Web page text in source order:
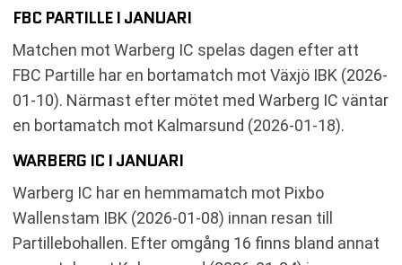
FBC PARTILLE I JANUARI
Matchen mot Warberg IC spelas dagen efter att
FBC Partille har en bortamatch mot Växjö IBK (2026-
01-10). Närmast efter mötet med Warberg IC väntar
en bortamatch mot Kalmarsund (2026-01-18).
WARBERG IC I JANUARI
Warberg IC har en hemmamatch mot Pixbo
Wallenstam IBK (2026-01-08) innan resan till
Partillebohallen. Efter omgång 16 finns bland annat